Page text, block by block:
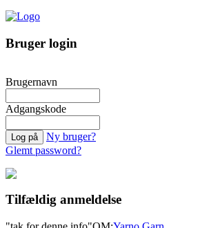
Bruger login
Brugernavn
Adgangskode
Ny bruger?
Glemt password?
Tilfældig anmeldelse